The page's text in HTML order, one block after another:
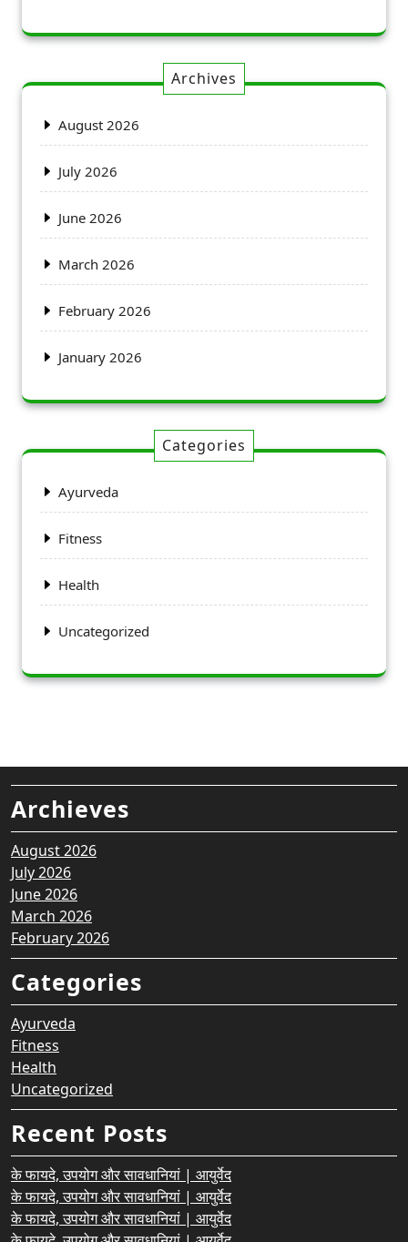
Archives
August 2026
July 2026
June 2026
March 2026
February 2026
January 2026
Categories
Ayurveda
Fitness
Health
Uncategorized
Archieves
August 2026
July 2026
June 2026
March 2026
February 2026
Categories
Ayurveda
Fitness
Health
Uncategorized
Recent Posts
के फायदे, उपयोग और सावधानियां | आयुर्वेद
के फायदे, उपयोग और सावधानियां | आयुर्वेद
के फायदे, उपयोग और सावधानियां | आयुर्वेद